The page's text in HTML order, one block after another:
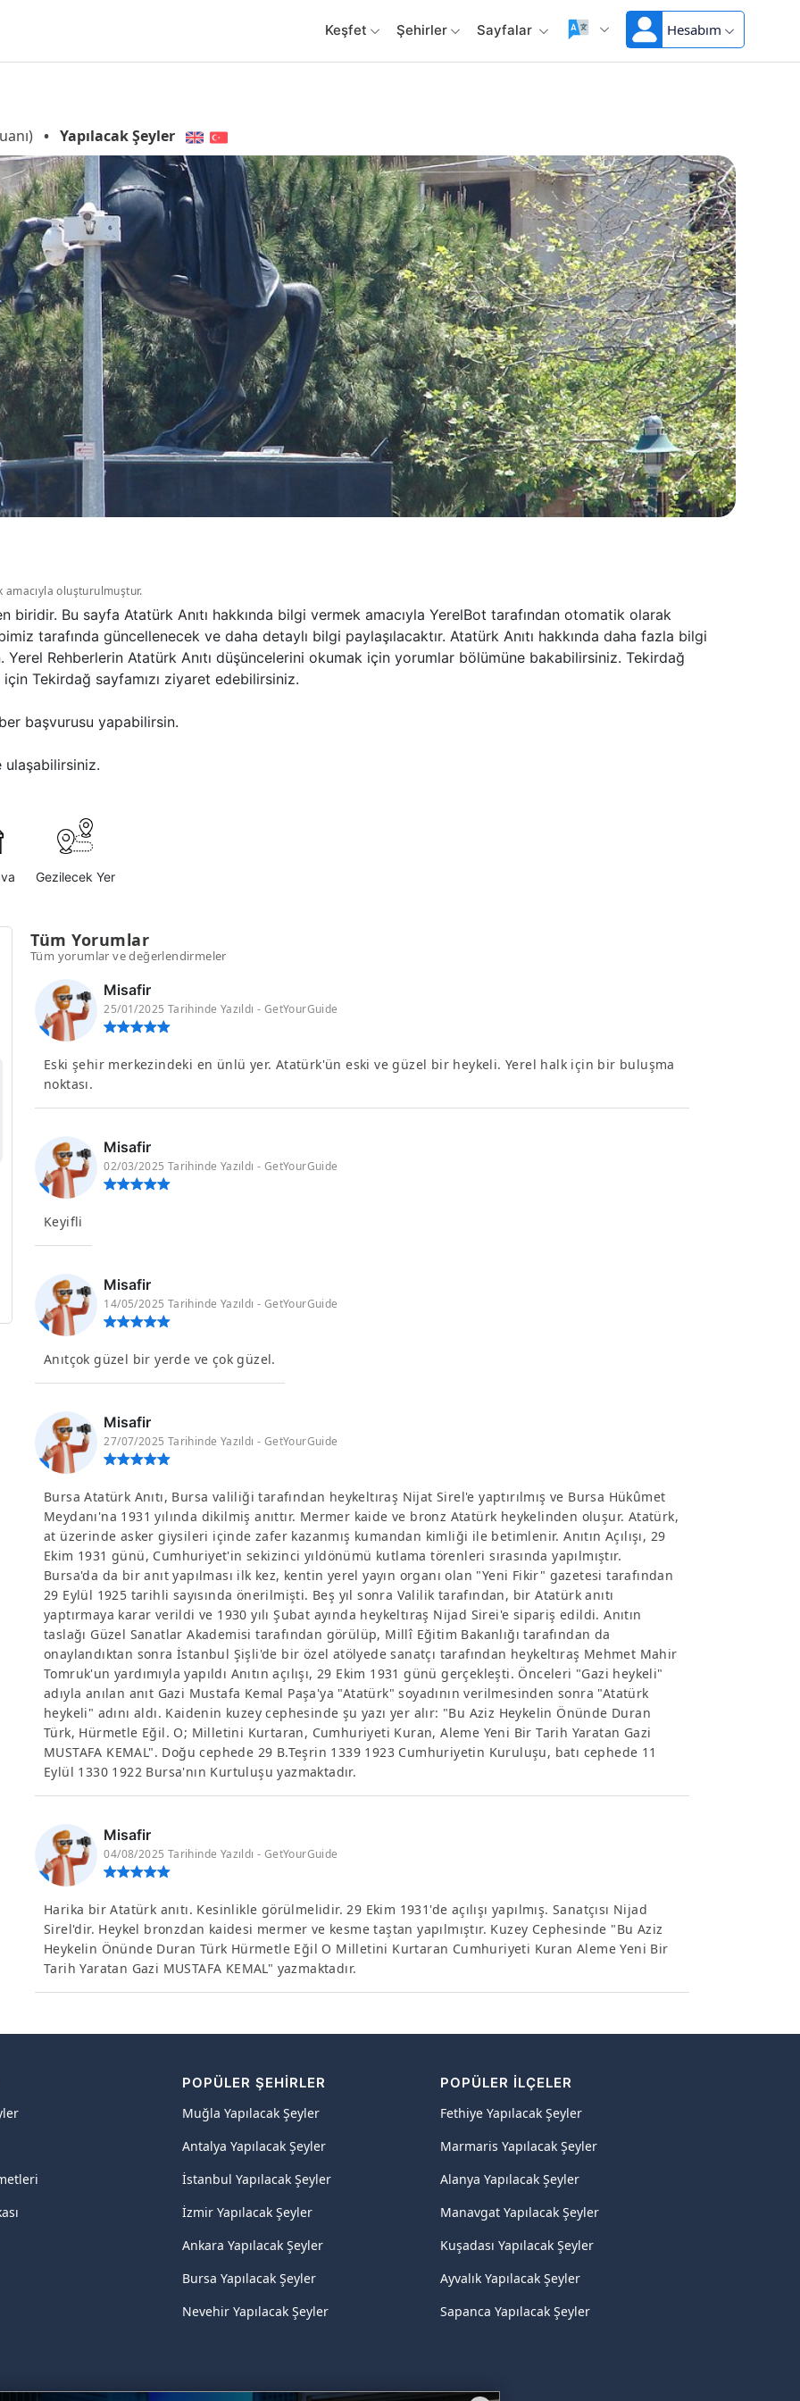
Keşfet Şehirler Sayfalar Hesabım
• Yapılacak Şeyler
oluşturulmuştur.
biridir. Bu sayfa Atatürk Anıtı hakkında bilgi vermek amacıyla YerelBot tarafından otomatik olarak
tarafında güncellenecek ve daha detaylı bilgi paylaşılacaktır. Atatürk Anıtı hakkında daha fazla bilgi
Rehberlerin Atatürk Anıtı düşüncelerini okumak için yorumlar bölümüne bakabilirsiniz. Tekirdağ
Tekirdağ sayfamızı ziyaret edebilirsiniz.
başvurusu yapabilirsin.
ulaşabilirsiniz.
Gezilecek Yer
Tüm Yorumlar
Tüm yorumlar ve değerlendirmeler
Misafir
25/01/2025 Tarihinde Yazıldı - GetYourGuide
Eski şehir merkezindeki en ünlü yer. Atatürk'ün eski ve güzel bir heykeli. Yerel halk için bir buluşma
noktası.
Misafir
02/03/2025 Tarihinde Yazıldı - GetYourGuide
Keyifli
Misafir
14/05/2025 Tarihinde Yazıldı - GetYourGuide
Anıtçok güzel bir yerde ve çok güzel.
Misafir
27/07/2025 Tarihinde Yazıldı - GetYourGuide
Bursa Atatürk Anıtı, Bursa valiliği tarafından heykeltıraş Nijat Sirel'e yaptırılmış ve Bursa Hükûmet
Meydanı'na 1931 yılında dikilmiş anıttır. Mermer kaide ve bronz Atatürk heykelinden oluşur. Atatürk,
at üzerinde asker giysileri içinde zafer kazanmış kumandan kimliği ile betimlenir. Anıtın Açılışı, 29
Ekim 1931 günü, Cumhuriyet'in sekizinci yıldönümü kutlama törenleri sırasında yapılmıştır.
Bursa'da da bir anıt yapılması ilk kez, kentin yerel yayın organı olan "Yeni Fikir" gazetesi tarafından
29 Eylül 1925 tarihli sayısında önerilmişti. Beş yıl sonra Valilik tarafından, bir Atatürk anıtı
yaptırmaya karar verildi ve 1930 yılı Şubat ayında heykeltıraş Nijad Sirei'e sipariş edildi. Anıtın
taslağı Güzel Sanatlar Akademisi tarafından görülüp, Millî Eğitim Bakanlığı tarafından da
onaylandıktan sonra İstanbul Şişli'de bir özel atölyede sanatçı tarafından heykeltıraş Mehmet Mahir
Tomruk'un yardımıyla yapıldı Anıtın açılışı, 29 Ekim 1931 günü gerçekleşti. Önceleri "Gazi heykeli"
adıyla anılan anıt Gazi Mustafa Kemal Paşa'ya "Atatürk" soyadının verilmesinden sonra "Atatürk
heykeli" adını aldı. Kaidenin kuzey cephesinde şu yazı yer alır: "Bu Aziz Heykelin Önünde Duran
Türk, Hürmetle Eğil. O; Milletini Kurtaran, Cumhuriyeti Kuran, Aleme Yeni Bir Tarih Yaratan Gazi
MUSTAFA KEMAL". Doğu cephede 29 B.Teşrin 1339 1923 Cumhuriyetin Kuruluşu, batı cephede 11
Eylül 1330 1922 Bursa'nın Kurtuluşu yazmaktadır.
Misafir
04/08/2025 Tarihinde Yazıldı - GetYourGuide
Harika bir Atatürk anıtı. Kesinlikle görülmelidir. 29 Ekim 1931'de açılışı yapılmış. Sanatçısı Nijad
Sirel'dir. Heykel bronzdan kaidesi mermer ve kesme taştan yapılmıştır. Kuzey Cephesinde "Bu Aziz
Heykelin Önünde Duran Türk Hürmetle Eğil O Milletini Kurtaran Cumhuriyeti Kuran Aleme Yeni Bir
Tarih Yaratan Gazi MUSTAFA KEMAL" yazmaktadır.
POPÜLER ŞEHIRLER
Muğla Yapılacak Şeyler
Antalya Yapılacak Şeyler
İstanbul Yapılacak Şeyler
İzmir Yapılacak Şeyler
Ankara Yapılacak Şeyler
Bursa Yapılacak Şeyler
Nevehir Yapılacak Şeyler
POPÜLER İLÇELER
Fethiye Yapılacak Şeyler
Marmaris Yapılacak Şeyler
Alanya Yapılacak Şeyler
Manavgat Yapılacak Şeyler
Kuşadası Yapılacak Şeyler
Ayvalık Yapılacak Şeyler
Sapanca Yapılacak Şeyler